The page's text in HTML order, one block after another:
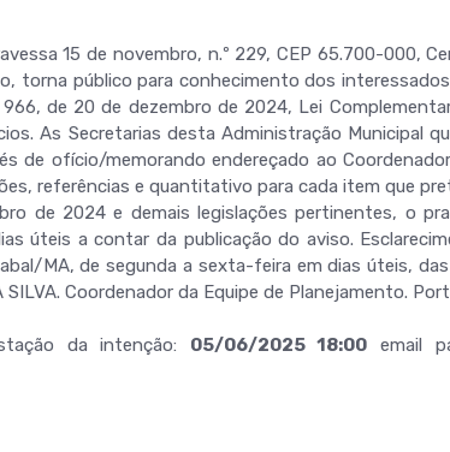
15 de novembro, n.º 229, CEP 65.700-000,
torna público para conhecimento dos
de 20 de dezembro de 2024, Lei
As Secretarias desta Administração Municipal
de ofício/memorando endereçado ao
referências e quantitativo para cada item que
de 2024 e demais legislações pertinentes, o
úteis a contar da publicação do aviso.
MA, de segunda a sexta-feira em dias úteis,
SILVA. Coordenador da Equipe de Planejamento.
da intenção: 05/06/2025 18:00 email